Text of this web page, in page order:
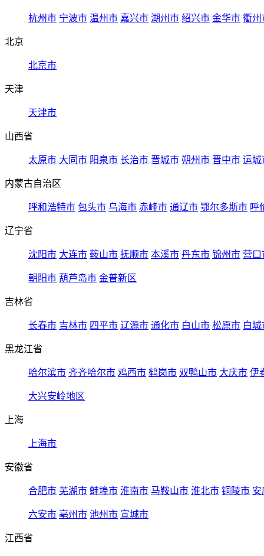
杭州市 宁波市 温州市 嘉兴市 湖州市 绍兴市 金华市 衢州
北京
北京市
天津
天津市
山西省
太原市 大同市 阳泉市 长治市 晋城市 朔州市 晋中市 运城
内蒙古自治区
呼和浩特市 包头市 乌海市 赤峰市 通辽市 鄂尔多斯市 呼
辽宁省
沈阳市 大连市 鞍山市 抚顺市 本溪市 丹东市 锦州市 营口
朝阳市 葫芦岛市 金普新区
吉林省
长春市 吉林市 四平市 辽源市 通化市 白山市 松原市 白城
黑龙江省
哈尔滨市 齐齐哈尔市 鸡西市 鹤岗市 双鸭山市 大庆市 伊
大兴安岭地区
上海
上海市
安徽省
合肥市 芜湖市 蚌埠市 淮南市 马鞍山市 淮北市 铜陵市 安
六安市 亳州市 池州市 宣城市
江西省